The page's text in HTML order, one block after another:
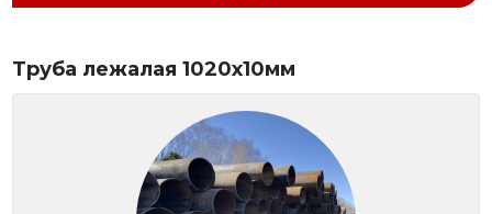
Труба лежалая 1020x10мм